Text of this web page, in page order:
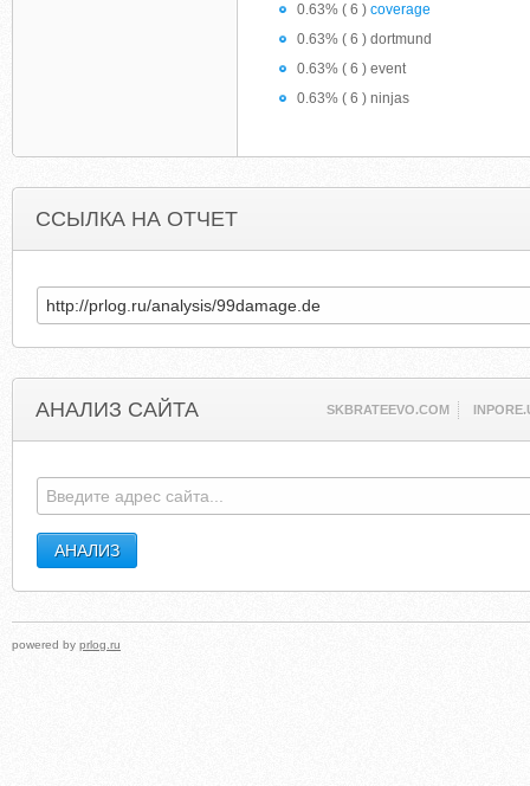
0.63% ( 6 ) coverage
0.63% ( 6 ) dortmund
0.63% ( 6 ) event
0.63% ( 6 ) ninjas
ССЫЛКА НА ОТЧЕТ
АНАЛИЗ САЙТА SKBRATEEVO.COM
powered by prlog.ru